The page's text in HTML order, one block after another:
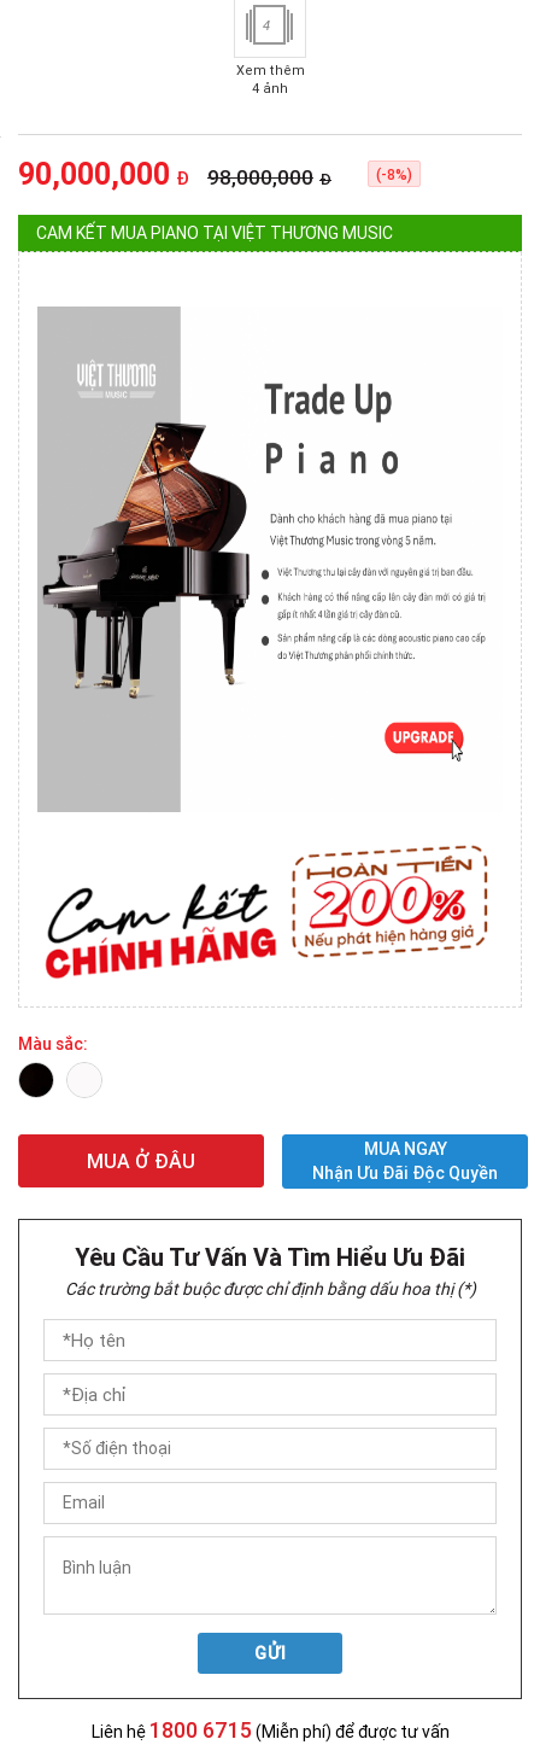
4
Xem thêm
4 ảnh
90,000,000 Đ 98,000,000 Đ (-8%)
CAM KẾT MUA PIANO TẠI VIỆT THƯƠNG MUSIC
Màu sắc:
MUA Ở ĐÂU
MUA NGAY
Nhận Ưu Đãi Độc Quyền
Yêu Cầu Tư Vấn Và Tìm Hiểu Ưu Đãi
Các trường bắt buộc được chỉ định bằng dấu hoa thị (*)
GỬI
Liên hệ 1800 6715 (Miễn phí) để được tư vấn